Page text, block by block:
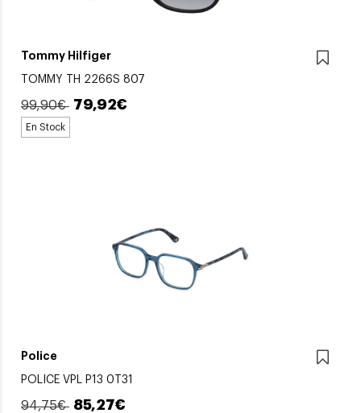
Tommy Hilfiger
TOMMY TH 2266S 807
99,90€ 79,92€
En Stock
Police
POLICE VPL P13 0T31
94,75€ 85,27€